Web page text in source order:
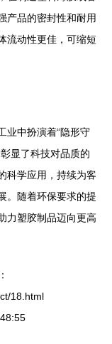
产品的密封性和耐用
流动性更佳，可缩短
业中扮演着“隐形守
显了科技对品质的
科学应用，持续为客
。随着环保要求的提
力塑胶制品迈向更高
18.html